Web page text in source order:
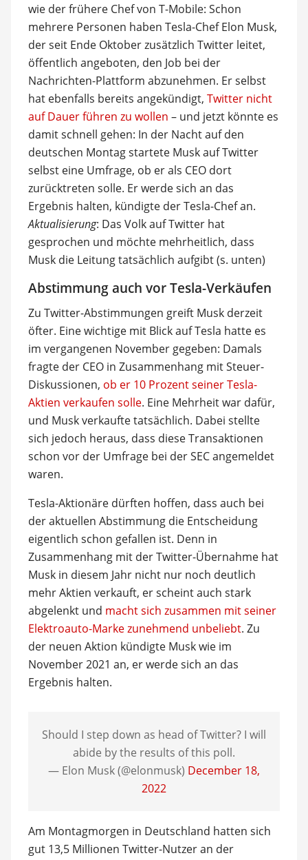
wie der frühere Chef von T-Mobile: Schon
mehrere Personen haben Tesla-Chef Elon Musk,
der seit Ende Oktober zusätzlich Twitter leitet,
öffentlich angeboten, den Job bei der
Nachrichten-Plattform abzunehmen. Er selbst
hat ebenfalls bereits angekündigt, Twitter nicht
auf Dauer führen zu wollen – und jetzt könnte es
damit schnell gehen: In der Nacht auf den
deutschen Montag startete Musk auf Twitter
selbst eine Umfrage, ob er als CEO dort
zurücktreten solle. Er werde sich an das
Ergebnis halten, kündigte der Tesla-Chef an.
Aktualisierung: Das Volk auf Twitter hat
gesprochen und möchte mehrheitlich, dass
Musk die Leitung tatsächlich aufgibt (s. unten)
Abstimmung auch vor Tesla-Verkäufen
Zu Twitter-Abstimmungen greift Musk derzeit
öfter. Eine wichtige mit Blick auf Tesla hatte es
im vergangenen November gegeben: Damals
fragte der CEO in Zusammenhang mit Steuer-
Diskussionen, ob er 10 Prozent seiner Tesla-
Aktien verkaufen solle. Eine Mehrheit war dafür,
und Musk verkaufte tatsächlich. Dabei stellte
sich jedoch heraus, dass diese Transaktionen
schon vor der Umfrage bei der SEC angemeldet
waren.
Tesla-Aktionäre dürften hoffen, dass auch bei
der aktuellen Abstimmung die Entscheidung
eigentlich schon gefallen ist. Denn in
Zusammenhang mit der Twitter-Übernahme hat
Musk in diesem Jahr nicht nur noch deutlich
mehr Aktien verkauft, er scheint auch stark
abgelenkt und macht sich zusammen mit seiner
Elektroauto-Marke zunehmend unbeliebt. Zu
der neuen Aktion kündigte Musk wie im
November 2021 an, er werde sich an das
Ergebnis halten.
Should I step down as head of Twitter? I will
abide by the results of this poll.
— Elon Musk (@elonmusk) December 18,
2022
Am Montagmorgen in Deutschland hatten sich
gut 13,5 Millionen Twitter-Nutzer an der